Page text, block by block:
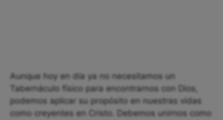
Aunque hoy en día ya no necesitamos un
Tabernáculo físico para encontrarnos con Dios,
podemos aplicar su propósito en nuestras vidas
como creyentes en Cristo. Debemos unirnos como